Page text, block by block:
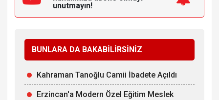
unutmayın!
BUNLARA DA BAKABİLİRSİNİZ
Kahraman Tanoğlu Camii İbadete Açıldı
Erzincan'a Modern Özel Eğitim Meslek